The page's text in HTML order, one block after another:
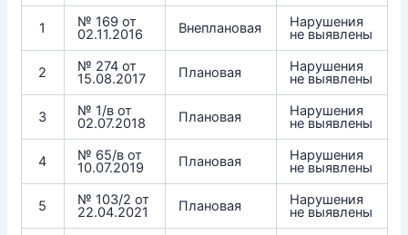
1 № 169 от
02.11.2016 Внеплановая Нарушения
не выявлены
2 № 274 от
15.08.2017 Плановая Нарушения
не выявлены
3 № 1/в от
02.07.2018 Плановая Нарушения
не выявлены
4 № 65/в от
10.07.2019 Плановая Нарушения
не выявлены
5 № 103/2 от
22.04.2021 Плановая Нарушения
не выявлены